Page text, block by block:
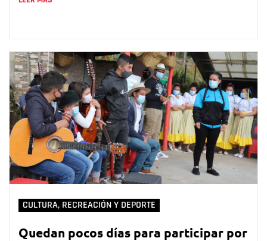
CULTURA, RECREACIÓN Y DEPORTE
Quedan pocos días para participar por